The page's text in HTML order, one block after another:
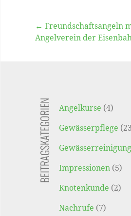
← Freundschaftsangeln
Angelverein der
BEITRAGSKATEGORIEN Angelkurse (4)
Gewässerpflege
Gewässerreinigung
Impressionen (5)
Knotenkunde (2)
Nachrufe (7)